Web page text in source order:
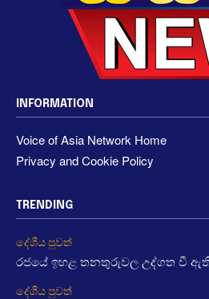
INFORMATION
Voice of Asia Network Home
Privacy and Cookie Policy
TRENDING
දේශීය පුවත්
රජයේ ඉහළ තනතුරුවල උද්ගත වී ඇති
දේශීය පුවත්